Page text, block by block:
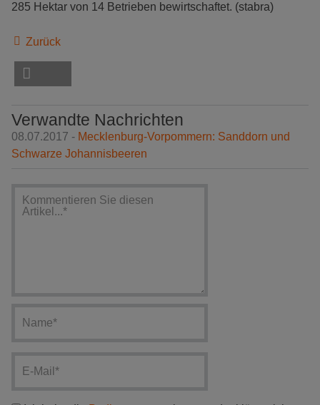
285 Hektar von 14 Betrieben bewirtschaftet. (stabra)
Zurück
Verwandte Nachrichten
08.07.2017 - Mecklenburg-Vorpommern: Sanddorn und
Schwarze Johannisbeeren